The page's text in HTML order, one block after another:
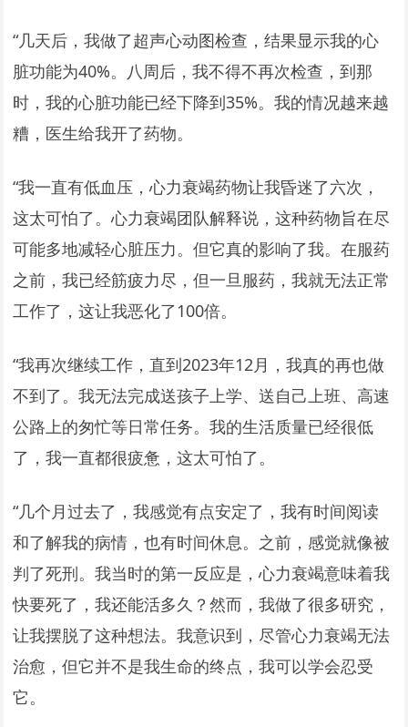
“几天后，我做了超声心动图检查，结果显示我的心
脏功能为40%。八周后，我不得不再次检查，到那
时，我的心脏功能已经下降到35%。我的情况越来越
糟，医生给我开了药物。
“我一直有低血压，心力衰竭药物让我昏迷了六次，
这太可怕了。心力衰竭团队解释说，这种药物旨在尽
可能多地减轻心脏压力。但它真的影响了我。在服药
之前，我已经筋疲力尽，但一旦服药，我就无法正常
工作了，这让我恶化了100倍。
“我再次继续工作，直到2023年12月，我真的再也做
不到了。我无法完成送孩子上学、送自己上班、高速
公路上的匆忙等日常任务。我的生活质量已经很低
了，我一直都很疲惫，这太可怕了。
“几个月过去了，我感觉有点安定了，我有时间阅读
和了解我的病情，也有时间休息。之前，感觉就像被
判了死刑。我当时的第一反应是，心力衰竭意味着我
快要死了，我还能活多久？然而，我做了很多研究，
让我摆脱了这种想法。我意识到，尽管心力衰竭无法
治愈，但它并不是我生命的终点，我可以学会忍受
它。